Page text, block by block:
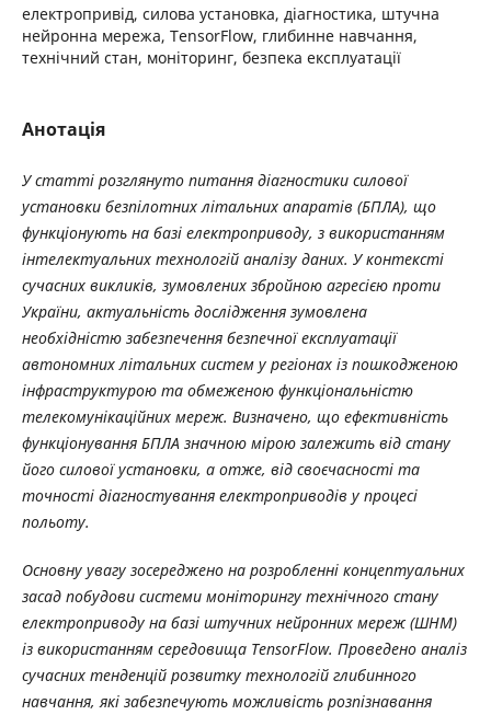
електропривід, силова установка, діагностика, штучна
нейронна мережа, TensorFlow, глибинне навчання,
технічний стан, моніторинг, безпека експлуатації
Анотація
У статті розглянуто питання діагностики силової
установки безпілотних літальних апаратів (БПЛА), що
функціонують на базі електроприводу, з використанням
інтелектуальних технологій аналізу даних. У контексті
сучасних викликів, зумовлених збройною агресією проти
України, актуальність дослідження зумовлена
необхідністю забезпечення безпечної експлуатації
автономних літальних систем у регіонах із пошкодженою
інфраструктурою та обмеженою функціональністю
телекомунікаційних мереж. Визначено, що ефективність
функціонування БПЛА значною мірою залежить від стану
його силової установки, а отже, від своєчасності та
точності діагностування електроприводів у процесі
польоту.
Основну увагу зосереджено на розробленні концептуальних
засад побудови системи моніторингу технічного стану
електроприводу на базі штучних нейронних мереж (ШНМ)
із використанням середовища TensorFlow. Проведено аналіз
сучасних тенденцій розвитку технологій глибинного
навчання, які забезпечують можливість розпізнавання